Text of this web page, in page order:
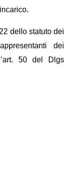
dello statuto dei
dei
50 del Dlgs